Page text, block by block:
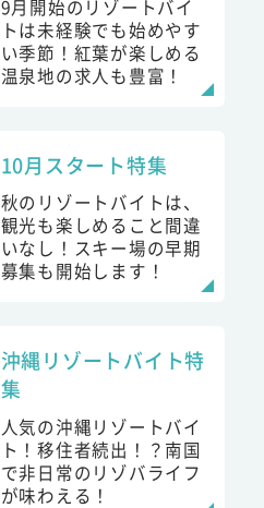
9月開始のリゾートバイ
トは未経験でも始めやす
い季節！紅葉が楽しめる
温泉地の求人も豊富！
10月スタート特集
秋のリゾートバイトは、
観光も楽しめること間違
いなし！スキー場の早期
募集も開始します！
沖縄リゾートバイト特
集
人気の沖縄リゾートバイ
ト！移住者続出！？南国
で非日常のリゾバライフ
が味わえる！